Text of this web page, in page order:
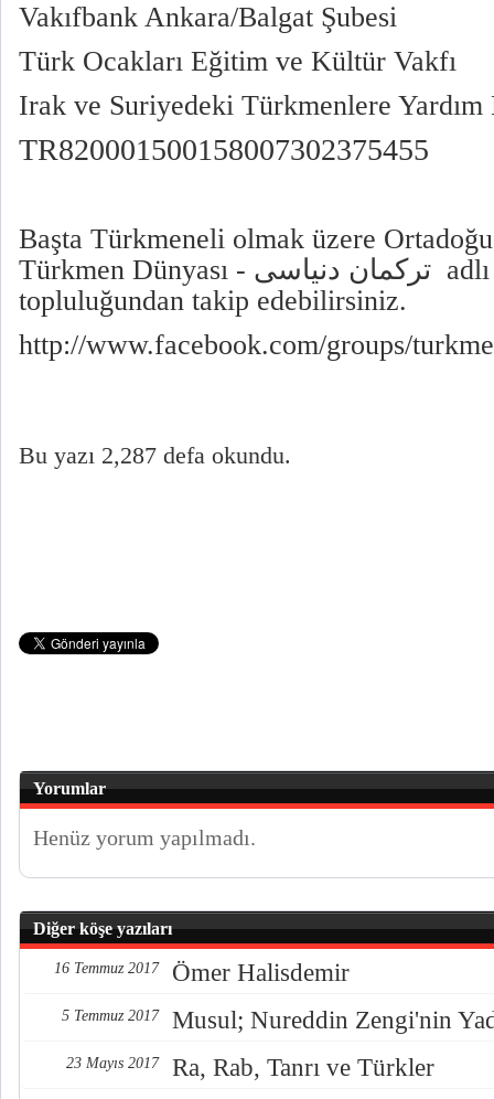
Vakıfbank Ankara/Balgat Şubesi
Türk Ocakları Eğitim ve Kültür Vakfı
Irak ve Suriyedeki Türkmenlere Yardım
TR820001500158007302375455
Başta Türkmeneli olmak üzere
Türkmen Dünyası -
ترکمان
topluluğundan takip edebilirsiniz.
http://www.facebook.com/groups/
Bu yazı 2,287 defa okundu.
Yorumlar
Henüz yorum yapılmadı.
Diğer köşe yazıları
16 Temmuz 2017 Ömer Halisdemir
5 Temmuz 2017 Musul; Nureddin Zengi'nin
23 Mayıs 2017 Ra, Rab, Tanrı ve Türkler